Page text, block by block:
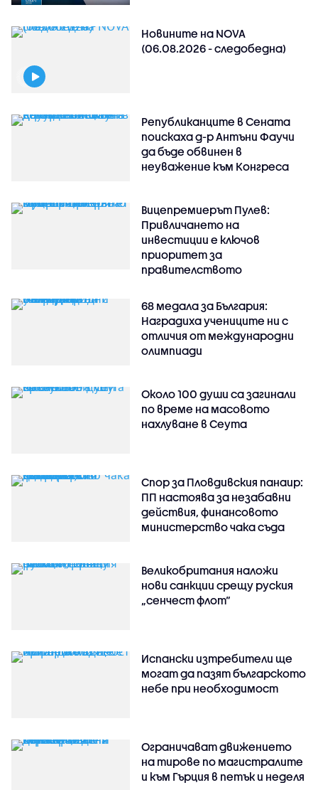
Новините на NOVA
(06.08.2026 - следобедна)
Републиканците в Сената
поискаха д-р Антъни Фаучи
да бъде обвинен в
неуважение към Конгреса
Вицепремиерът Пулев:
Привличането на
инвестиции е ключов
приоритет за
правителството
68 медала за България:
Наградиха учениците ни с
отличия от международни
олимпиади
Около 100 души са загинали
по време на масовото
нахлуване в Сеута
Спор за Пловдивския панаир:
ПП настоява за незабавни
действия, финансовото
министерство чака съда
Великобритания наложи
нови санкции срещу руския
„сенчест флот“
Испански изтребители ще
могат да пазят българското
небе при необходимост
Ограничават движението
на тирове по магистралите
и към Гърция в петък и неделя